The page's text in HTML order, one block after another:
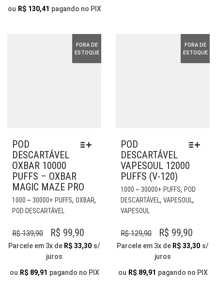
ESCOLHIDAS
PRODUTO
ou R$ 130,41 pagando no PIX
FORA DE
ESTOQUE
POD
DESCARTÁVEL
OXBAR 10000
PUFFS – OXBAR
MAGIC MAZE PRO
1000 ~ 30000+ PUFFS, OXBAR,
POD DESCARTÁVEL
PRODUTO
VARIANTES.
AS
PODEM
R$139,90
O
PREÇO
ORIGINAL
ERA:
R$ 99,90
PREÇO
É:
Parcele em 3x de R$ 33,30 s/
juros
ou R$ 89,91 pagando no PIX
FORA DE
ESTOQUE
POD
DESCARTÁVEL
VAPESOUL 12000
PUFFS (V-120)
1000 ~ 30000+ PUFFS, POD
DESCARTÁVEL, VAPESOUL,
VAPESOUL
SER
R$129,90
O
PREÇO
ORIGINAL
ERA:
R$ 99,90
É:
Parcele em 3x de R$ 33,30 s/
juros
ou R$ 89,91 pagando no PIX